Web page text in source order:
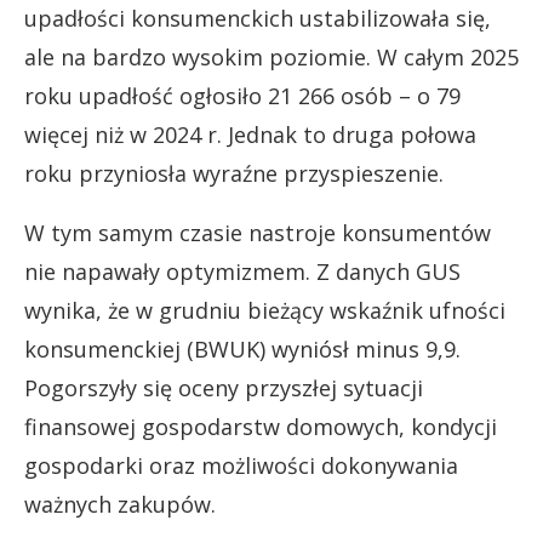
upadłości konsumenckich ustabilizowała się,
ale na bardzo wysokim poziomie. W całym 2025
roku upadłość ogłosiło 21 266 osób – o 79
więcej niż w 2024 r. Jednak to druga połowa
roku przyniosła wyraźne przyspieszenie.
W tym samym czasie nastroje konsumentów
nie napawały optymizmem. Z danych GUS
wynika, że w grudniu bieżący wskaźnik ufności
konsumenckiej (BWUK) wyniósł minus 9,9.
Pogorszyły się oceny przyszłej sytuacji
finansowej gospodarstw domowych, kondycji
gospodarki oraz możliwości dokonywania
ważnych zakupów.